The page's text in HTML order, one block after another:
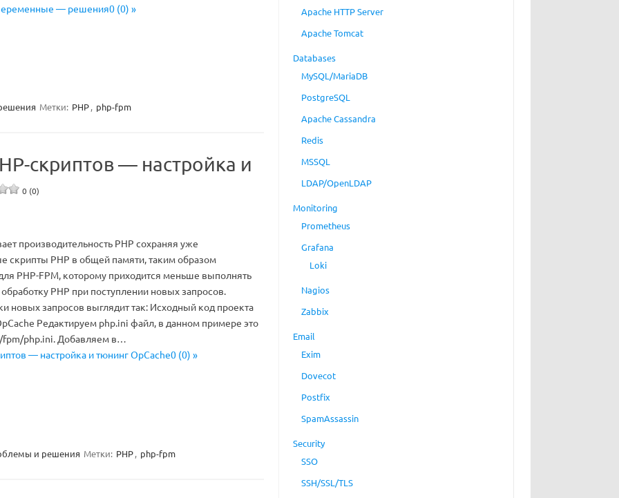
переменные — решения0 (0) »
Метки: PHP, php-fpm
скриптов — настройка и
0 (0)
производительность PHP сохраняя уже
скрипты PHP в общей памяти, таким образом
PHP-FPM, которому приходится меньше выполнять
обработку PHP при поступлении новых запросов.
новых запросов выглядит так: Исходный код проекта
Редактируем php.ini файл, в данном примере это
fpm/php.ini. Добавляем в…
— настройка и тюнинг OpCache0 (0) »
и решения Метки: PHP, php-fpm
Apache HTTP Server
Apache Tomcat
Databases
MySQL/MariaDB
PostgreSQL
Apache Cassandra
Redis
MSSQL
LDAP/OpenLDAP
Monitoring
Prometheus
Grafana
Loki
Nagios
Zabbix
Email
Exim
Dovecot
Postfix
SpamAssassin
Security
SSO
SSH/SSL/TLS